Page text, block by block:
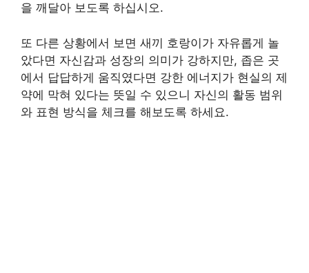
을 깨달아 보도록 하십시오.
또 다른 상황에서 보면 새끼 호랑이가 자유롭게 놀
았다면 자신감과 성장의 의미가 강하지만, 좁은 곳
에서 답답하게 움직였다면 강한 에너지가 현실의 제
약에 막혀 있다는 뜻일 수 있으니 자신의 활동 범위
와 표현 방식을 체크를 해보도록 하세요.